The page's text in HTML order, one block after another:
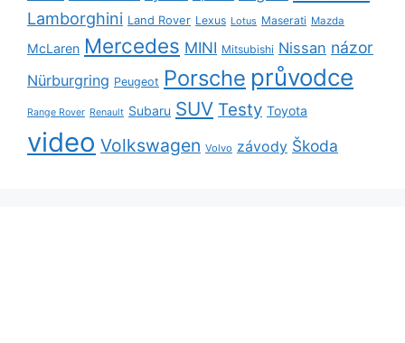
Lamborghini Land Rover Lexus Lotus Maserati Mazda
McLaren Mercedes MINI Mitsubishi Nissan názor
Nürburgring Peugeot Porsche průvodce
Range Rover Renault Subaru SUV Testy Toyota
video Volkswagen Volvo závody Škoda